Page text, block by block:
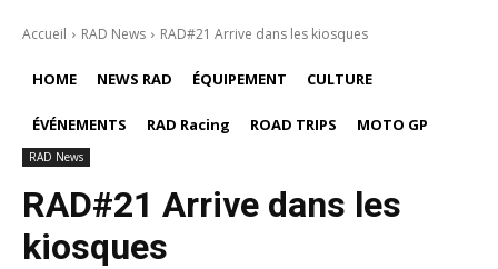
Accueil RAD News RAD#21 Arrive dans les kiosques
HOME NEWS RAD ÉQUIPEMENT CULTURE
ÉVÉNEMENTS RAD Racing ROAD TRIPS MOTO GP
RAD News
RAD#21 Arrive dans les
kiosques